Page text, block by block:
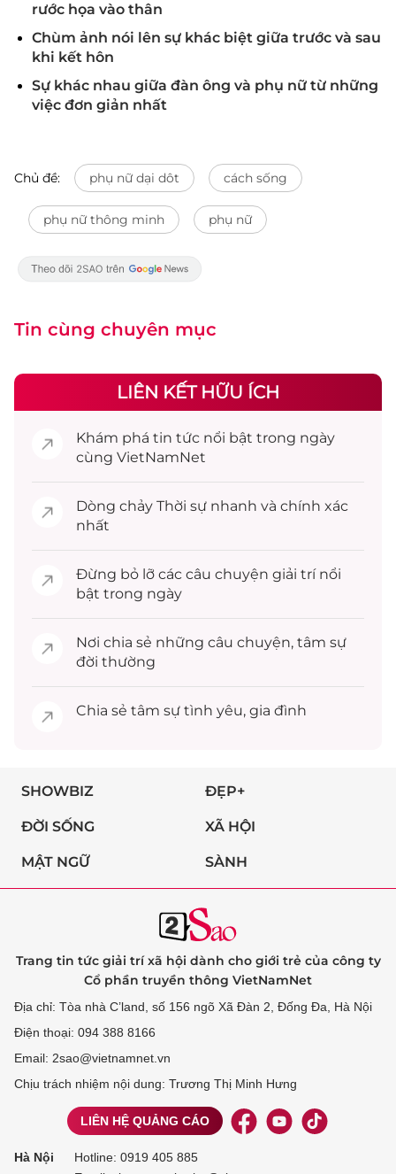
rước họa vào thân
Chùm ảnh nói lên sự khác biệt giữa trước và sau
khi kết hôn
Sự khác nhau giữa đàn ông và phụ nữ từ những
việc đơn giản nhất
Chủ đề: phụ nữ dại dôt cách sống
phụ nữ thông minh phụ nữ
Tin cùng chuyên mục
LIÊN KẾT HỮU ÍCH
Khám phá tin tức nổi bật trong ngày
cùng VietNamNet
Dòng chảy Thời sự nhanh và chính xác
nhất
Đừng bỏ lỡ các câu chuyện giải trínổi
bật trong ngày
Nơi chia sẻ những câu chuyện, tâm sự
đời thường
Chia sẻ tâm sự tình yêu, gia đình
SHOWBIZ ĐẸP+
ĐỜI SỐNG XÃ HỘI
MẬT NGỮ SÀNH
Trang tin tức giải trí xã hội dành cho giới trẻ của công ty
Cổ phần truyền thông VietNamNet
Địa chỉ: Tòa nhà C’land, số 156 ngõ Xã Đàn 2, Đống Đa, Hà Nội
Điện thoại: 094 388 8166
Email: 2sao@vietnamnet.vn
Chịu trách nhiệm nội dung: Trương Thị Minh Hưng
LIÊN HỆ QUẢNG CÁO
Hà Nội Hotline: 0919 405 885